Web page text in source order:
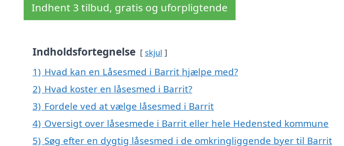
Indhent 3 tilbud, gratis og uforpligtende
Indholdsfortegnelse skjul
1) Hvad kan en Låsesmed i Barrit hjælpe med?
2) Hvad koster en låsesmed i Barrit?
3) Fordele ved at vælge låsesmed i Barrit
4) Oversigt over låsesmede i Barrit eller hele Hedensted kommune
5) Søg efter en dygtig låsesmed i de omkringliggende byer til Barrit